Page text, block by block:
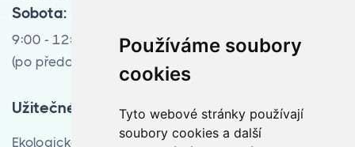
Používáme soubory
cookies
Tyto webové stránky používají
soubory cookies a další
Sobota:
9:00 - 12:00
(po předchozí tel. domluvě)
Užitečné odkazy
Ekologická likvidace vozidel pro Moravskoslezský